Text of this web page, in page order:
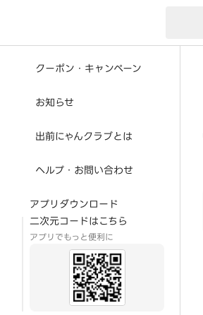
クーポン・キャンペーン
お知らせ
出前にゃんクラブとは
ヘルプ・お問い合わせ
アプリダウンロード
二次元コードはこちら
アプリでもっと便利に